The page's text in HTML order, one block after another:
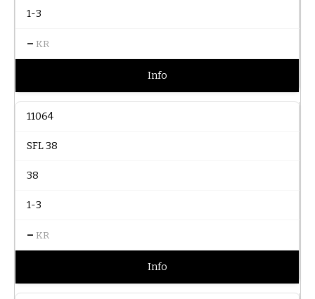
1-3
– KR
Info
11064
SFL 38
38
1-3
– KR
Info